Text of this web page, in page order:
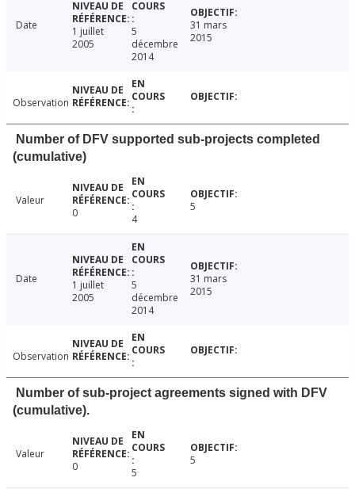
Date
1 juillet
2005
5
décembre
2014
31 mars
2015
Observation
Number of DFV supported sub-projects completed
(cumulative)
Valeur
0
4
5
Date
1 juillet
2005
5
décembre
2014
31 mars
2015
Observation
Number of sub-project agreements signed with DFV
(cumulative).
Valeur
0
5
5